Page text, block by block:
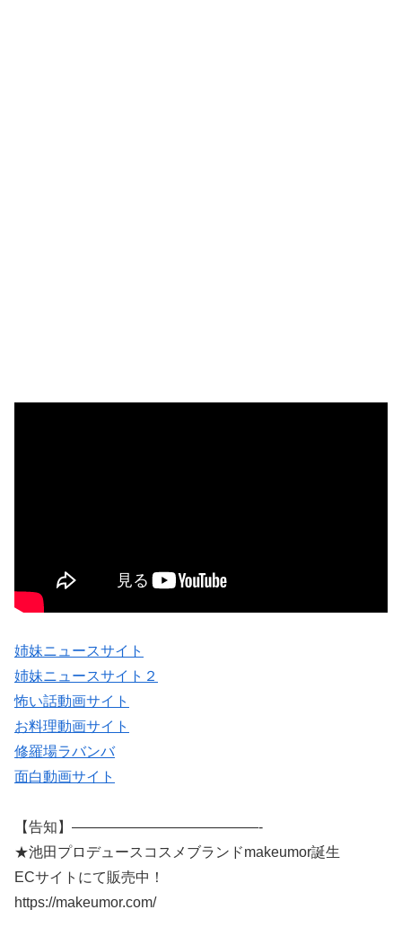
姉妹ニュースサイト
姉妹ニュースサイト２
怖い話動画サイト
お料理動画サイト
修羅場ラバンバ
面白動画サイト
【告知】—————————————-
★池田プロデュースコスメブランドmakeumor誕生
ECサイトにて販売中！
https://makeumor.com/